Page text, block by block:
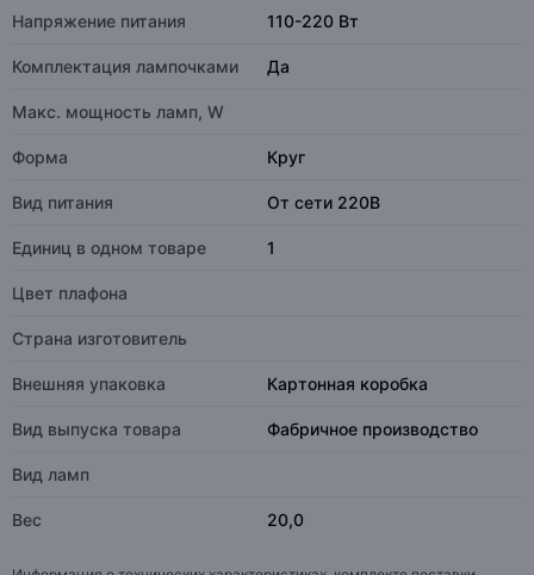
Напряжение питания 110-220 Вт
Комплектация лампочками Да
Макс. мощность ламп, W
Форма Круг
Вид питания От сети 220В
Единиц в одном товаре 1
Цвет плафона
Страна изготовитель
Внешняя упаковка Картонная коробка
Вид выпуска товара Фабричное производство
Вид ламп
Вес 20,0